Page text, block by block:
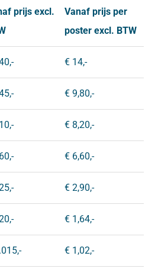
prijs excl.
Vanaf prijs per
poster excl. BTW
€ 14,-
€ 9,80,-
€ 8,20,-
€ 6,60,-
€ 2,90,-
€ 1,64,-
€ 1,02,-